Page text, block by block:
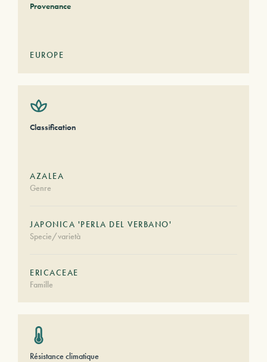
Provenance
EUROPE
Classification
AZALEA
Genre
JAPONICA 'PERLA DEL VERBANO'
Specie/varietà
ERICACEAE
Famille
Résistance climatique